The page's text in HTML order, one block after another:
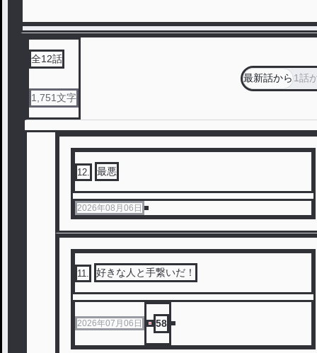
全12話
1,751文字
最新話から1話
12 最悪
2026年08月06日
11 好きな人と手繋いだ！
2026年07月06日 58